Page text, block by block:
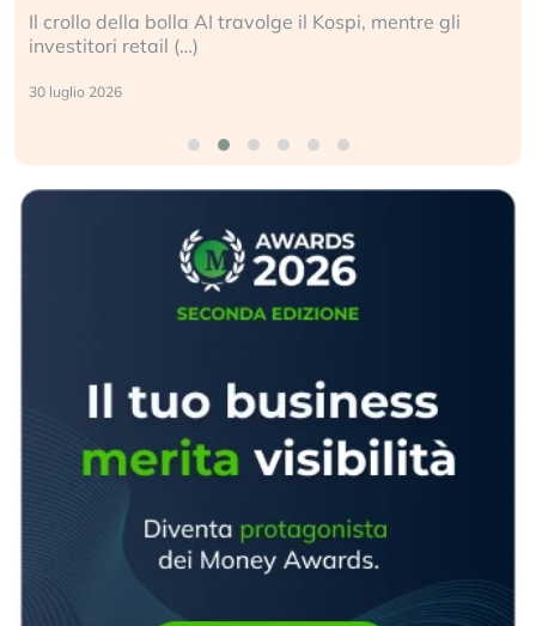
Il crollo della bolla AI travolge il Kospi, mentre gli
investitori retail (…)
30 luglio 2026